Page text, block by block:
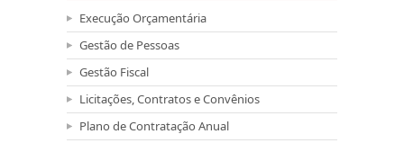
Execução Orçamentária
Gestão de Pessoas
Gestão Fiscal
Licitações, Contratos e Convênios
Plano de Contratação Anual